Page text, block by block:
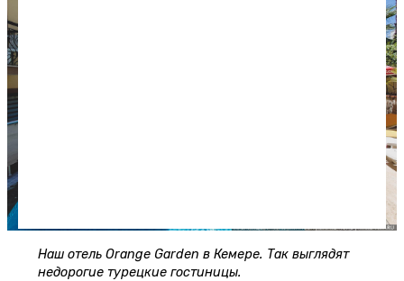
Наш отель Orange Garden в Кемере. Так выглядят
недорогие турецкие гостиницы.